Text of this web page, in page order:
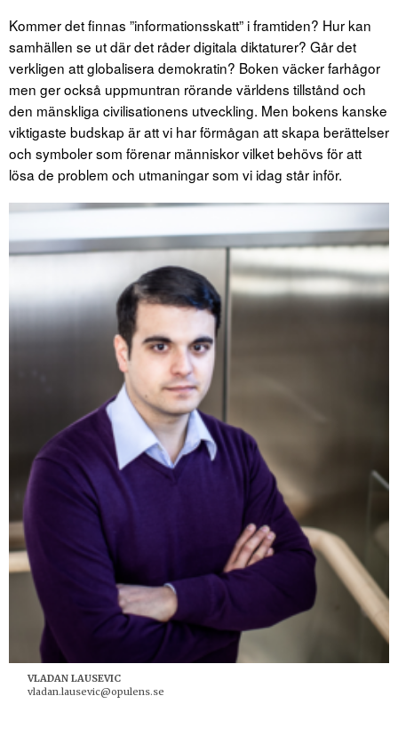
Kommer det finnas ”informationsskatt” i framtiden? Hur kan
samhällen se ut där det råder digitala diktaturer? Går det
verkligen att globalisera demokratin? Boken väcker farhågor
men ger också uppmuntran rörande världens tillstånd och
den mänskliga civilisationens utveckling. Men bokens kanske
viktigaste budskap är att vi har förmågan att skapa berättelser
och symboler som förenar människor vilket behövs för att
lösa de problem och utmaningar som vi idag står inför.
VLADAN LAUSEVIC
vladan.lausevic@opulens.se